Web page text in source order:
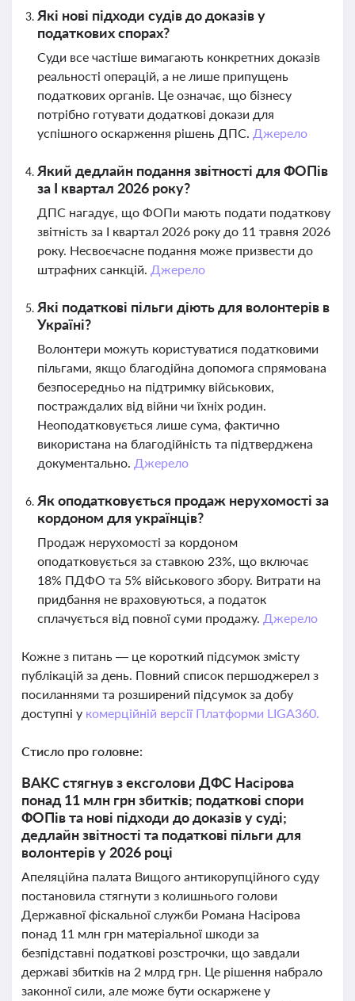
Які нові підходи судів до доказів у
податкових спорах?
Суди все частіше вимагають конкретних доказів
реальності операцій, а не лише припущень
податкових органів. Це означає, що бізнесу
потрібно готувати додаткові докази для
успішного оскарження рішень ДПС. Джерело
Який дедлайн подання звітності для ФОПів
за І квартал 2026 року?
ДПС нагадує, що ФОПи мають подати податкову
звітність за І квартал 2026 року до 11 травня 2026
року. Несвоєчасне подання може призвести до
штрафних санкцій. Джерело
Які податкові пільги діють для волонтерів в
Україні?
Волонтери можуть користуватися податковими
пільгами, якщо благодійна допомога спрямована
безпосередньо на підтримку військових,
постраждалих від війни чи їхніх родин.
Неоподатковується лише сума, фактично
використана на благодійність та підтверджена
документально. Джерело
Як оподатковується продаж нерухомості за
кордоном для українців?
Продаж нерухомості за кордоном
оподатковується за ставкою 23%, що включає
18% ПДФО та 5% військового збору. Витрати на
придбання не враховуються, а податок
сплачується від повної суми продажу. Джерело
Кожне з питань — це короткий підсумок змісту
публікацій за день. Повний список першоджерел з
посиланнями та розширений підсумок за добу
доступні у комерційній версії Платформи LIGA360.
Стисло про головне:
ВАКС стягнув з ексголови ДФС Насірова
понад 11 млн грн збитків; податкові спори
ФОПів та нові підходи до доказів у суді;
дедлайн звітності та податкові пільги для
волонтерів у 2026 році
Апеляційна палата Вищого антикорупційного суду
постановила стягнути з колишнього голови
Державної фіскальної служби Романа Насірова
понад 11 млн грн матеріальної шкоди за
безпідставні податкові розстрочки, що завдали
державі збитків на 2 млрд грн. Це рішення набрало
законної сили, але може бути оскаржене у